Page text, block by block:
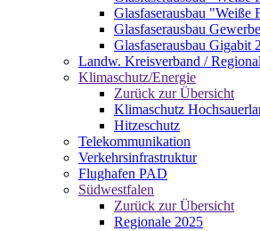
Glasfaserausbau "Weiße
Glasfaserausbau
Glasfaserausbau Gigabit
Landw. Kreisverband /
Klimaschutz/Energie
Zurück zur Übersicht
Klimaschutz
Hitzeschutz
Telekommunikation
Verkehrsinfrastruktur
Flughafen PAD
Südwestfalen
Zurück zur Übersicht
Regionale 2025